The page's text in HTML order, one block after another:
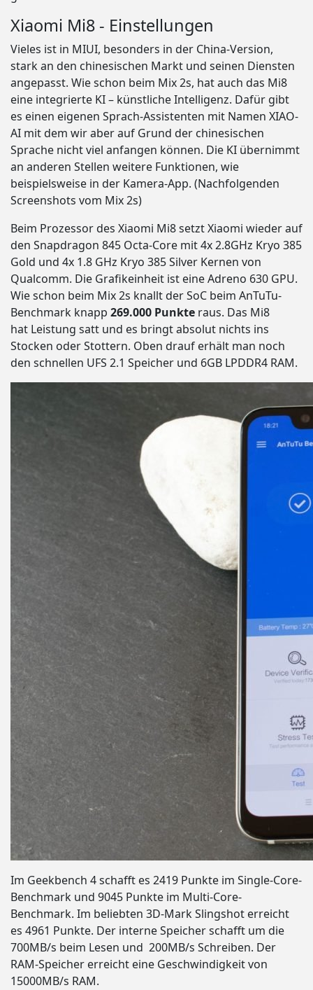
Xiaomi Mi8 - Einstellungen
Vieles ist in MIUI, besonders in der China-Version,
stark an den chinesischen Markt und seinen Diensten
angepasst. Wie schon beim Mix 2s, hat auch das Mi8
eine integrierte KI – künstliche Intelligenz. Dafür gibt
es einen eigenen Sprach-Assistenten mit Namen XIAO-
AI mit dem wir aber auf Grund der chinesischen
Sprache nicht viel anfangen können. Die KI übernimmt
an anderen Stellen weitere Funktionen, wie
beispielsweise in der Kamera-App. (Nachfolgenden
Screenshots vom Mix 2s)
Beim Prozessor des Xiaomi Mi8 setzt Xiaomi wieder auf
den Snapdragon 845 Octa-Core mit 4x 2.8GHz Kryo 385
Gold und 4x 1.8 GHz Kryo 385 Silver Kernen von
Qualcomm. Die Grafikeinheit ist eine Adreno 630 GPU.
Wie schon beim Mix 2s knallt der SoC beim AnTuTu-
Benchmark knapp 269.000 Punkte raus. Das Mi8
hat Leistung satt und es bringt absolut nichts ins
Stocken oder Stottern. Oben drauf erhält man noch
den schnellen UFS 2.1 Speicher und 6GB LPDDR4 RAM.
Im Geekbench 4 schafft es 2419 Punkte im Single-Core-
Benchmark und 9045 Punkte im Multi-Core-
Benchmark. Im beliebten 3D-Mark Slingshot erreicht
es 4961 Punkte. Der interne Speicher schafft um die
700MB/s beim Lesen und 200MB/s Schreiben. Der
RAM-Speicher erreicht eine Geschwindigkeit von
15000MB/s RAM.